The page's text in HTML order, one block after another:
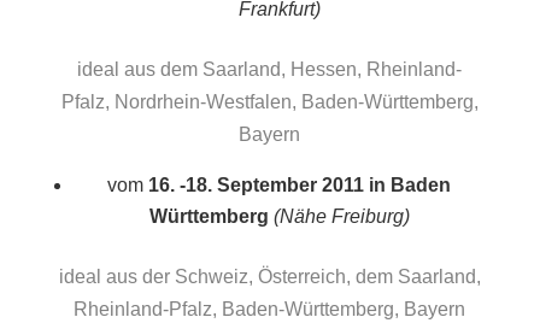
Frankfurt)
ideal aus dem Saarland, Hessen, Rheinland-
Pfalz, Nordrhein-Westfalen, Baden-Württemberg,
Bayern
vom 16. -18. September 2011 in Baden
Württemberg (Nähe Freiburg)
ideal aus der Schweiz, Österreich, dem Saarland,
Rheinland-Pfalz, Baden-Württemberg, Bayern